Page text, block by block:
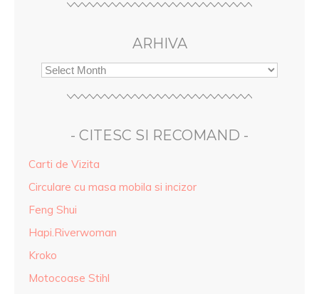
ARHIVA
- CITESC SI RECOMAND -
Carti de Vizita
Circulare cu masa mobila si incizor
Feng Shui
Hapi.Riverwoman
Kroko
Motocoase Stihl